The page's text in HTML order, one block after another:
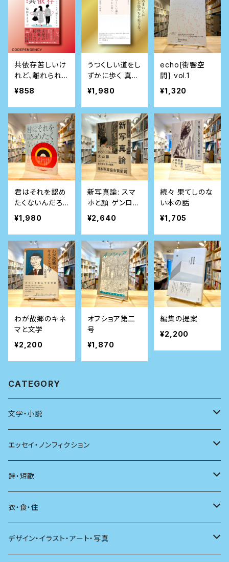
共依存――苦しいけ
れど、離れられ
ない［新装版］
¥858
うつくしい道をし
ずかに歩く 真木
悠介 小品集
¥1,980
echo[街響空
間] vol.1
¥1,320
君はそれを認め
たくないんだろ
う
¥1,980
新写真論: スマ
ホと顔 ゲンロン
叢書
¥2,640
続々 果てしのな
い本の話
¥1,705
わが故郷のキネ
マと文学
¥2,200
オフショア第二
号
¥1,870
編集の提案
¥2,200
CATEGORY
文学・小説
日本
海外
日本語
文学理論
エッセイ・ノンフィクション
エッセイ
日記
ノンフィクション
詩・短歌
詩
短歌
衣・食・住
着る
デザイン・イラスト・アート・写真